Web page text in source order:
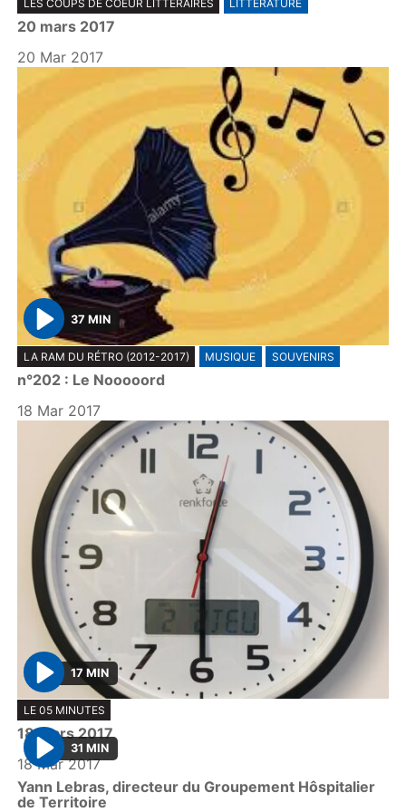
l
a
y
LES COUPS DE COEUR LITTÉRAIRES LITTÉRATURE
20 mars 2017
20 Mar 2017
P
l
a
y
37 MIN
LA RAM DU RÉTRO (2012-2017) MUSIQUE SOUVENIRS
n°202 : Le Nooooord
18 Mar 2017
P
l
a
y
17 MIN
LE 05 MINUTES
18 mars 2017
18 Mar 2017
P
l
31 MIN
Yann Lebras, directeur du Groupement Hôspitalier
de Territoire